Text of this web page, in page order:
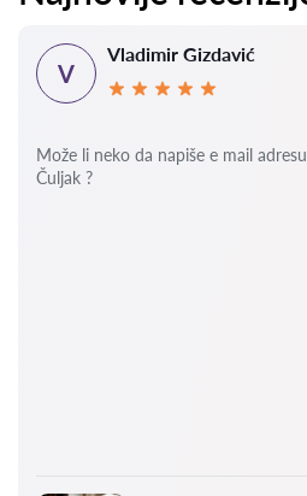
V
Vladimir Gizdavić
Može li neko da napiše e mail
Čuljak ?